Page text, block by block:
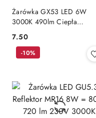
Żarówka GX53 LED 6W
3000K 490lm Ciepła
120°
Cena:
7.50
-10%